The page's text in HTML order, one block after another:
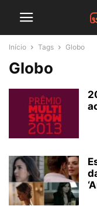
Início Tags Globo
Globo